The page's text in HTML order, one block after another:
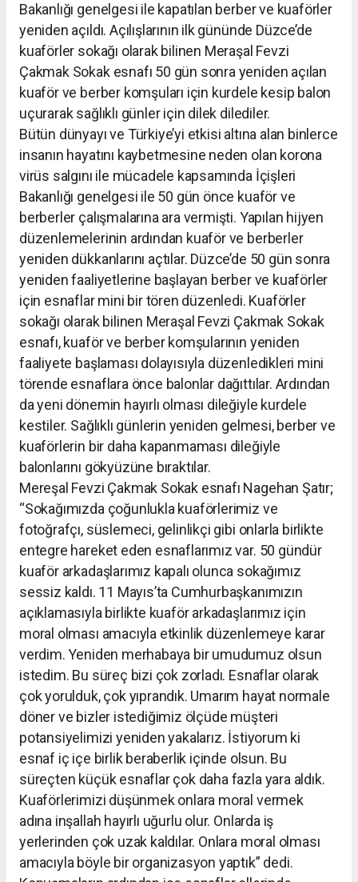
Bakanlığı genelgesi ile kapatılan berber ve kuaförler
yeniden açıldı. Açılışlarının ilk gününde Düzce’de
kuaförler sokağı olarak bilinen Meraşal Fevzi
Çakmak Sokak esnafı 50 gün sonra yeniden açılan
kuaför ve berber komşuları için kurdele kesip balon
uçurarak sağlıklı günler için dilek dilediler.
Bütün dünyayı ve Türkiye’yi etkisi altına alan binlerce
insanın hayatını kaybetmesine neden olan korona
virüs salgını ile mücadele kapsamında İçişleri
Bakanlığı genelgesi ile 50 gün önce kuaför ve
berberler çalışmalarına ara vermişti. Yapılan hijyen
düzenlemelerinin ardından kuaför ve berberler
yeniden dükkanlarını açtılar. Düzce’de 50 gün sonra
yeniden faaliyetlerine başlayan berber ve kuaförler
için esnaflar mini bir tören düzenledi. Kuaförler
sokağı olarak bilinen Meraşal Fevzi Çakmak Sokak
esnafı, kuaför ve berber komşularının yeniden
faaliyete başlaması dolayısıyla düzenledikleri mini
törende esnaflara önce balonlar dağıttılar. Ardından
da yeni dönemin hayırlı olması dileğiyle kurdele
kestiler. Sağlıklı günlerin yeniden gelmesi, berber ve
kuaförlerin bir daha kapanmaması dileğiyle
balonlarını gökyüzüne bıraktılar.
Mereşal Fevzi Çakmak Sokak esnafı Nagehan Şatır;
“Sokağımızda çoğunlukla kuaförlerimiz ve
fotoğrafçı, süslemeci, gelinlikçi gibi onlarla birlikte
entegre hareket eden esnaflarımız var. 50 gündür
kuaför arkadaşlarımız kapalı olunca sokağımız
sessiz kaldı. 11 Mayıs’ta Cumhurbaşkanımızın
açıklamasıyla birlikte kuaför arkadaşlarımız için
moral olması amacıyla etkinlik düzenlemeye karar
verdim. Yeniden merhabaya bir umudumuz olsun
istedim. Bu süreç bizi çok zorladı. Esnaflar olarak
çok yorulduk, çok yıprandık. Umarım hayat normale
döner ve bizler istediğimiz ölçüde müşteri
potansiyelimizi yeniden yakalarız. İstiyorum ki
esnaf iç içe birlik beraberlik içinde olsun. Bu
süreçten küçük esnaflar çok daha fazla yara aldık.
Kuaförlerimizi düşünmek onlara moral vermek
adına inşallah hayırlı uğurlu olur. Onlarda iş
yerlerinden çok uzak kaldılar. Onlara moral olması
amacıyla böyle bir organizasyon yaptık” dedi.